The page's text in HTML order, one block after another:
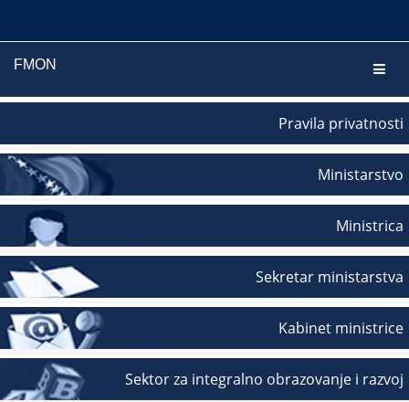
FMON
Pravila privatnosti
Ministarstvo
Ministrica
Sekretar ministarstva
Kabinet ministrice
Sektor za integralno obrazovanje i razvoj